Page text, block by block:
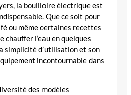
la bouilloire électrique est
Que ce soit pour
ou même certaines recettes
chauffer l’eau en quelques
simplicité d’utilisation et son
incontournable dans
des modèles